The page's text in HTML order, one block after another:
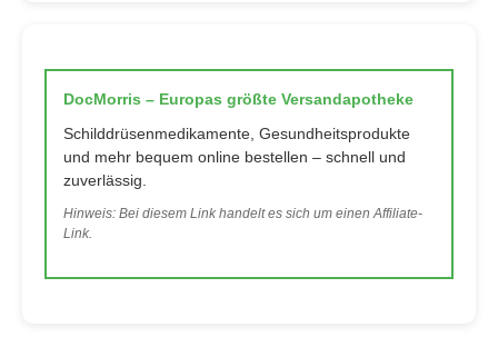
DocMorris – Europas größte Versandapotheke
Schilddrüsenmedikamente, Gesundheitsprodukte
und mehr bequem online bestellen – schnell und
zuverlässig.
Hinweis: Bei diesem Link handelt es sich um einen Affiliate-
Link.